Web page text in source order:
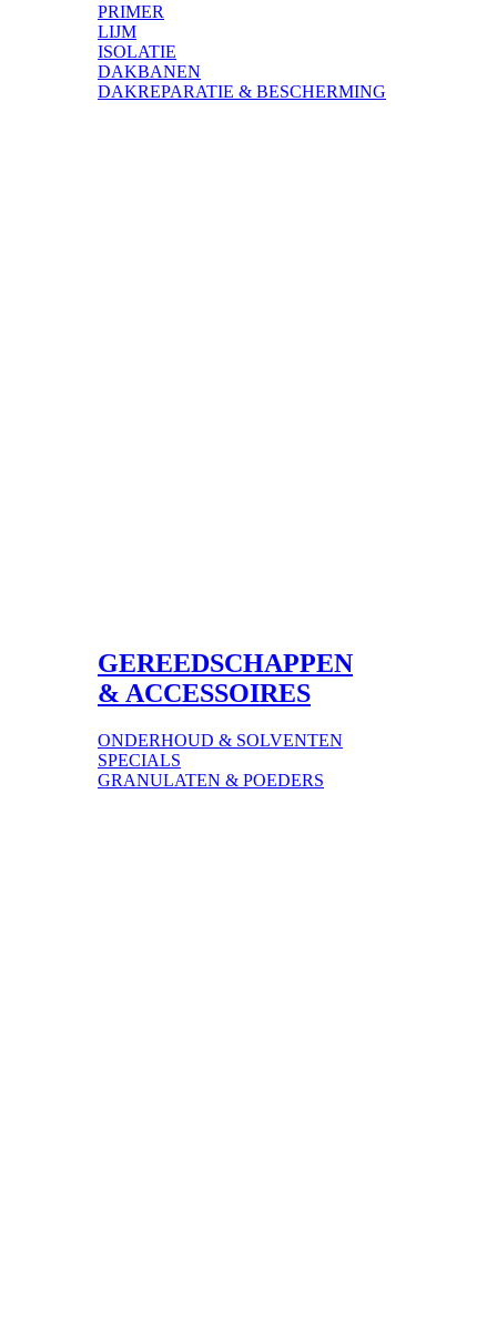
PRIMER
LIJM
ISOLATIE
DAKBANEN
DAKREPARATIE & BESCHERMING
GEREEDSCHAPPEN
& ACCESSOIRES
ONDERHOUD & SOLVENTEN
SPECIALS
GRANULATEN & POEDERS